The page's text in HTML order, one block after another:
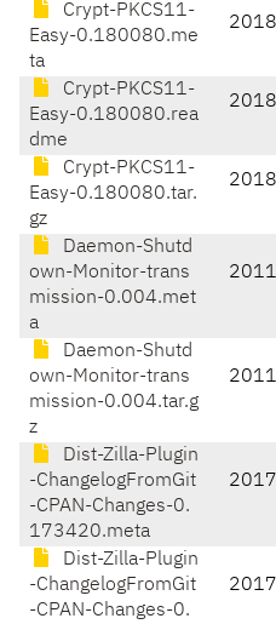
Crypt-PKCS11-
Easy-0.180080.me
ta
Crypt-PKCS11-
Easy-0.180080.rea
dme
Crypt-PKCS11-
Easy-0.180080.tar.
gz
Daemon-Shutd
own-Monitor-trans
mission-0.004.met
a
Daemon-Shutd
own-Monitor-trans
mission-0.004.tar.g
z
Dist-Zilla-Plugin
-ChangelogFromGit
-CPAN-Changes-0.
173420.meta
Dist-Zilla-Plugin
-ChangelogFromGit
-CPAN-Changes-0.